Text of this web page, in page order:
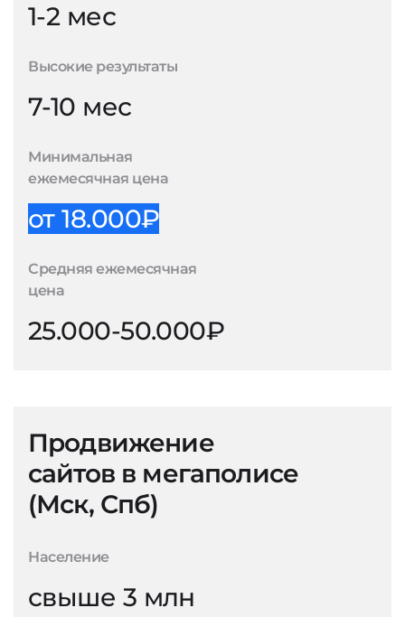
1-2 мес
Высокие результаты
7-10 мес
Минимальная
ежемесячная цена
от 18.000₽
Средняя ежемесячная
цена
25.000-50.000₽
Продвижение
сайтов в мегаполисе
(Мск, Спб)
Население
свыше 3 млн